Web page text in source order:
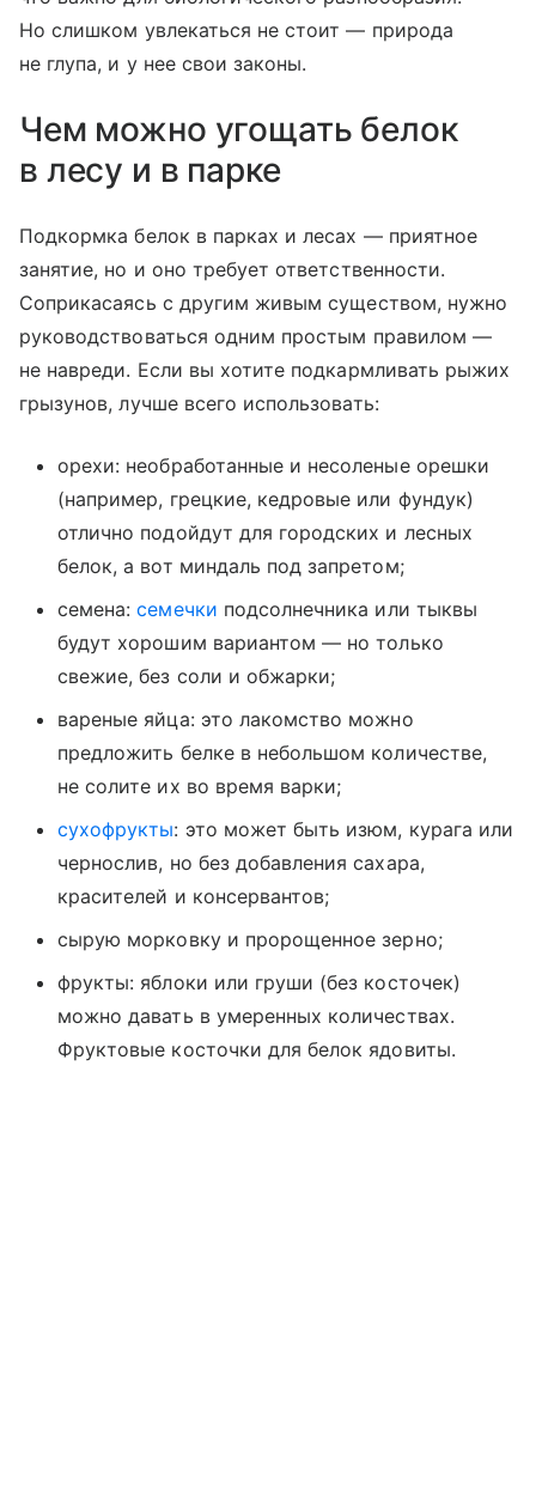
Но слишком увлекаться не стоит — природа
не глупа, и у нее свои законы.
Чем можно угощать белок
в лесу и в парке
Подкормка белок в парках и лесах — приятное
занятие, но и оно требует ответственности.
Соприкасаясь с другим живым существом, нужно
руководствоваться одним простым правилом —
не навреди. Если вы хотите подкармливать рыжих
грызунов, лучше всего использовать:
орехи: необработанные и несоленые орешки
(например, грецкие, кедровые или фундук)
отлично подойдут для городских и лесных
белок, а вот миндаль под запретом;
семена:семечки подсолнечника или тыквы
будут хорошим вариантом — но только
свежие, без соли и обжарки;
вареные яйца: это лакомство можно
предложить белке в небольшом количестве,
не солите их во время варки;
сухофрукты: это может быть изюм, курага или
чернослив, но без добавления сахара,
красителей и консервантов;
сырую морковку и пророщенное зерно;
фрукты: яблоки или груши (без косточек)
можно давать в умеренных количествах.
Фруктовые косточки для белок ядовиты.